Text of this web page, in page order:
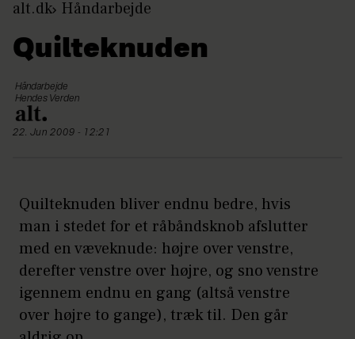
alt.dk Håndarbejde
Quilteknuden
Håndarbejde
Hendes Verden
22. Jun 2009 - 12:21
Quilteknuden bliver endnu bedre, hvis
man i stedet for et råbåndsknob afslutter
med en væveknude: højre over venstre,
derefter venstre over højre, og sno venstre
igennem endnu en gang (altså venstre
over højre to gange), træk til. Den går